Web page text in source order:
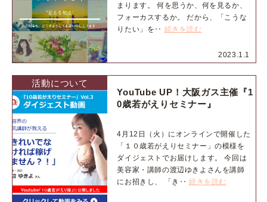
2023.1.1
まります。 何を思うか、何を見るか、
フォーカスするか。 だから、「こうな
りたい」を‥ 続きを読む
活動について
YouTube UP！大阪ガス主催『1
0歳若がえりセミナー』
4月12日（火）にオンラインで開催した
「１０歳若がえりセミナー」の模様を
ダイジェストでお届けします。 今回は
美容家・講師の渡辺ゆきよさんを講師
にお招きし、 「き‥続きを読む